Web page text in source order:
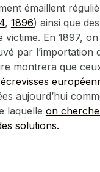
émaillent
, 1896) ainsi que des
victime. En 1897, on
par l’importation
montrera que
aujourd’hui
laquelle on
solutions.